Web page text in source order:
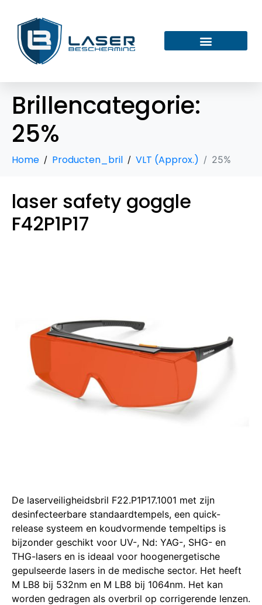
Brillencategorie:
25%
Home Producten_bril VLT (Approx.) 25%
laser safety goggle
F42P1P17
De laserveiligheidsbril F22.P1P17.1001 met zijn
desinfecteerbare standaardtempels, een quick-
release systeem en koudvormende tempeltips is
bijzonder geschikt voor UV-, Nd: YAG-, SHG- en
THG-lasers en is ideaal voor hoogenergetische
gepulseerde lasers in de medische sector. Het heeft
M LB8 bij 532nm en M LB8 bij 1064nm. Het kan
worden gedragen als overbril op corrigerende lenzen.